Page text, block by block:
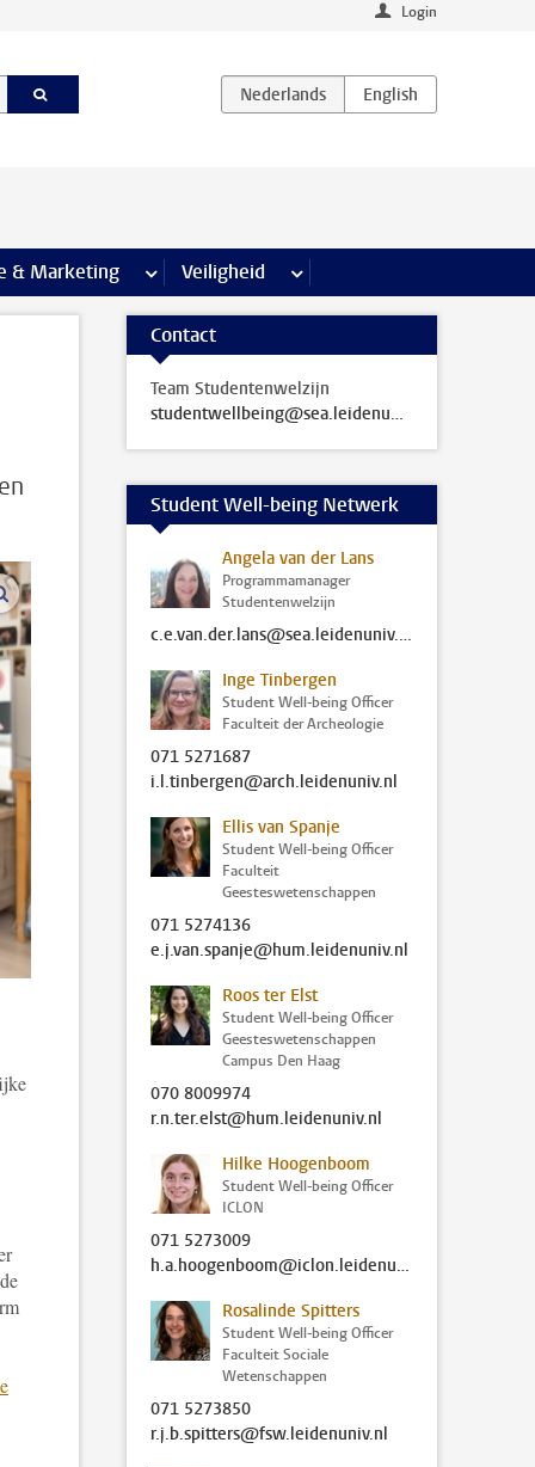
Login
& Marketing meer Communicatie & Marketing pagina’s
Veiligheid meer Veiligheid pagina’s
vergroot afbeeldingen
Contact
Team Studentenwelzijn
studentwellbeing@sea.leidenuniv.nl
Student Well-being Netwerk
Angela van der Lans
Programmamanager
Studentenwelzijn
c.e.van.der.lans@sea.leidenuniv.nl
Inge Tinbergen
Student Well-being Officer
Faculteit der Archeologie
071 5271687
i.l.tinbergen@arch.leidenuniv.nl
Ellis van Spanje
Student Well-being Officer
Faculteit
Geesteswetenschappen
071 5274136
e.j.van.spanje@hum.leidenuniv.nl
Roos ter Elst
Student Well-being Officer
Geesteswetenschappen
Campus Den Haag
070 8009974
r.n.ter.elst@hum.leidenuniv.nl
Hilke Hoogenboom
Student Well-being Officer
ICLON
071 5273009
h.a.hoogenboom@iclon.leidenuniv.nl
Rosalinde Spitters
Student Well-being Officer
Faculteit Sociale
Wetenschappen
071 5273850
r.j.b.spitters@fsw.leidenuniv.nl